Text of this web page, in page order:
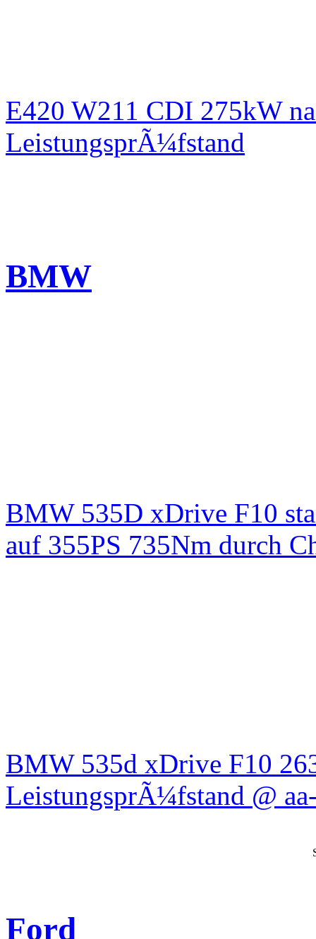
E420 W211 CDI 275kW
LeistungsprÃ¼fstand
BMW
BMW 535D xDrive F10
auf 355PS 735Nm durch
BMW 535d xDrive F10
LeistungsprÃ¼fstand @
Ford